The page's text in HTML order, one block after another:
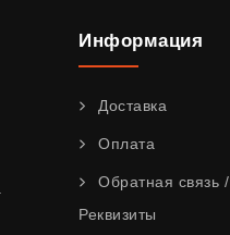
Информация
Доставка
Оплата
Обратная связь /
Реквизиты